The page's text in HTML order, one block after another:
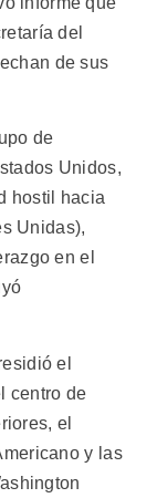
del
de sus
de
Unidos,
hostil hacia
Unidas),
en el
el
centro de
el
y las